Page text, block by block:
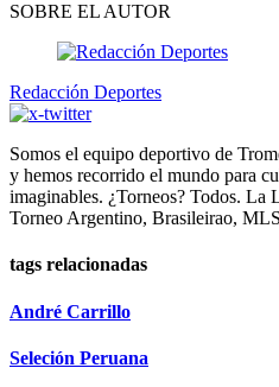
SOBRE EL AUTOR
Redacción Deportes
Somos el equipo deportivo de
y hemos recorrido el mundo para
imaginables. ¿Torneos? Todos.
Torneo Argentino, Brasileirao,
tags relacionadas
André Carrillo
Seleción Peruana